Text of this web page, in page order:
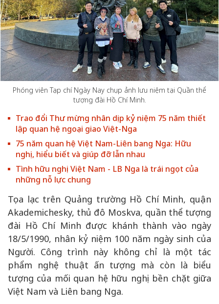
Phóng viên Tạp chí Ngày Nay chụp ảnh lưu niệm tại Quần thể
tượng đài Hồ Chí Minh.
Trao đổi Thư mừng nhân dịp kỷ niệm 75 năm thiết
lập quan hệ ngoại giao Việt-Nga
75 năm quan hệ Việt Nam-Liên bang Nga: Hữu
nghị, hiểu biết và giúp đỡ lẫn nhau
Tình hữu nghị Việt Nam - LB Nga là trái ngọt của
những nỗ lực chung
Tọa lạc trên Quảng trường Hồ Chí Minh, quận
Akademichesky, thủ đô Moskva, quần thể tượng
đài Hồ Chí Minh được khánh thành vào ngày
18/5/1990, nhân kỷ niệm 100 năm ngày sinh của
Người. Công trình này không chỉ là một tác
phẩm nghệ thuật ấn tượng mà còn là biểu
tượng của mối quan hệ hữu nghị bền chặt giữa
Việt Nam và Liên bang Nga.